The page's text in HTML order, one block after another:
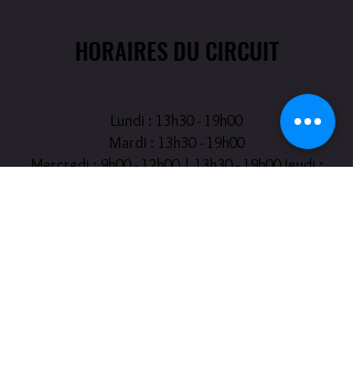
HORAIRES DU CIRCUIT
Lundi : 13h30 - 19h00
Mardi : 13h30 - 19h00
Mercredi : 9h00 - 12h00 | 13h30 - 19h00 Jeudi :